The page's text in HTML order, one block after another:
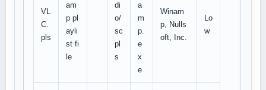
VL
C.
pls
am
p pl
ayli
st fi
le
di
o/
sc
pl
s
a
m
p.
e
x
e
Winam
p, Nulls
oft, Inc.
Lo
w